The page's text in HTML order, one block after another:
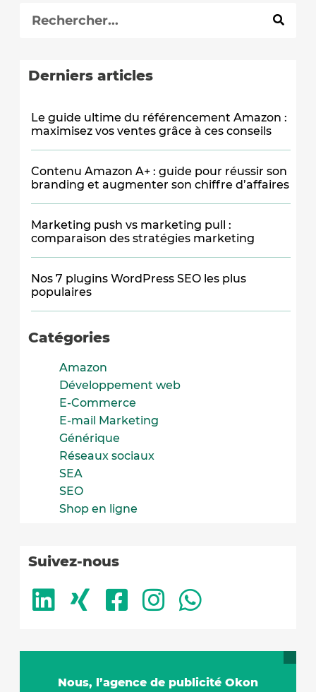
Derniers articles
Le guide ultime du référencement Amazon :
maximisez vos ventes grâce à ces conseils
Contenu Amazon A+ : guide pour réussir son
branding et augmenter son chiffre d’affaires
Marketing push vs marketing pull :
comparaison des stratégies marketing
Nos 7 plugins WordPress SEO les plus
populaires
Catégories
Amazon
Développement web
E-Commerce
E-mail Marketing
Générique
Réseaux sociaux
SEA
SEO
Shop en ligne
Suivez-nous
Nous, l’agence de publicité Okon